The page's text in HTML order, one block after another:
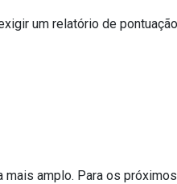
um relatório de
amplo. Para os